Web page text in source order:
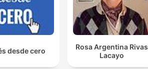
desde cero
Rosa Argentina Rivas
Lacayo